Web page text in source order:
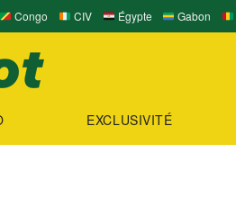
Congo CIV Égypte Gabon
EXCLUSIVITÉ